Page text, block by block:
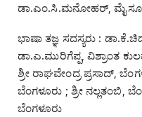
ಡಾ.ಎಂ.ಸಿ.ಮನೋಹರ್‌,
ಭಾಷಾ ತಜ್ಞ ಸದಸ್ಯರು :
ಡಾ.ಎ.ಮುರಿಗೆಪ್ಪ, ವಿಶ್ರಾಂತ
ಶ್ರೀ ರಾಘವೇಂದ್ರ ಪ್ರಸಾದ್‌,
ಬೆಂಗಳೂರು ; ಶ್ರೀ ನಲ್ಲತಂಬಿ,
ಬೆಂಗಳೂರು